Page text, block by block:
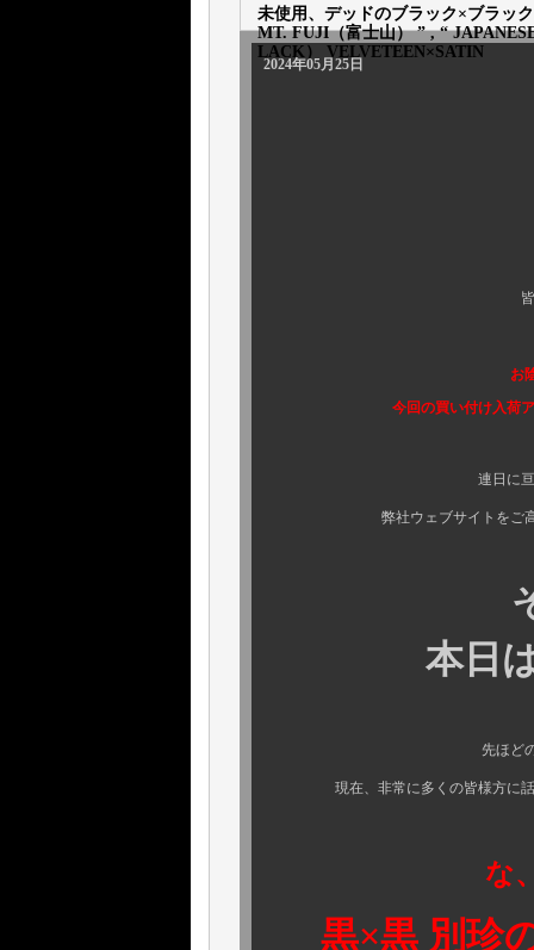
未使用、デッドのブラック×ブラッ
MT. FUJI（富士山） ” , “
LACK） VELVETEEN×SATIN
2024年05月25日
皆様方、こん
お
今回の買い付け入荷アイテム
連日に亘り、たくさ
弊社ウェブサイトをご高覧頂
そん
本日はい
先ほどの買い付けで
現在、非常に多くの皆様方に話題
な
黒×黒 別珍